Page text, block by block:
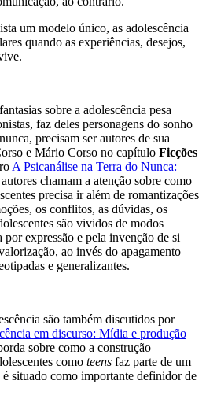
um modelo único, as adolescência
quando as experiências, desejos,
sobre a adolescência pesa
faz deles personagens do sonho
precisam ser autores de sua
e Mário Corso no capítulo Ficções
A Psicanálise na Terra do Nunca:
chamam a atenção sobre como
precisa ir além de romantizações
os conflitos, as dúvidas, os
são vividos de modos
por expressão e pela invenção de si
ao invés do apagamento
e generalizantes.
são também discutidos por
em discurso: Mídia e produção
sobre como a construção
como teens faz parte de um
situado como importante definidor de